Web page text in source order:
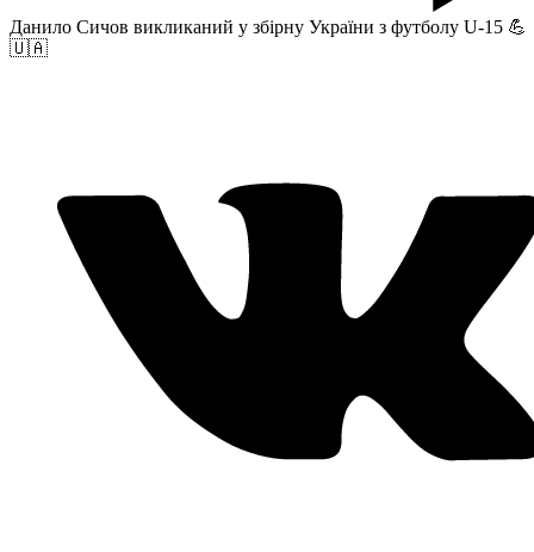
Данило Сичов викликаний у збірну України з футболу U-15 💪
🇺🇦